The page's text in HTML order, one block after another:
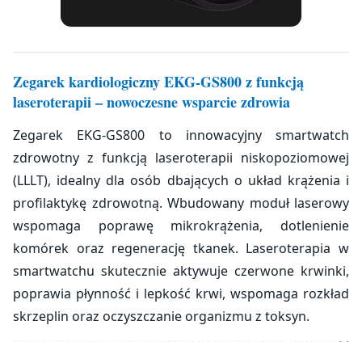
Zegarek kardiologiczny EKG-GS800 z funkcją
laseroterapii – nowoczesne wsparcie zdrowia
Zegarek EKG-GS800 to innowacyjny smartwatch
zdrowotny z funkcją laseroterapii niskopoziomowej
(LLLT), idealny dla osób dbających o układ krążenia i
profilaktykę zdrowotną. Wbudowany moduł laserowy
wspomaga poprawę mikrokrążenia, dotlenienie
komórek oraz regenerację tkanek. Laseroterapia w
smartwatchu skutecznie aktywuje czerwone krwinki,
poprawia płynność i lepkość krwi, wspomaga rozkład
skrzeplin oraz oczyszczanie organizmu z toksyn.